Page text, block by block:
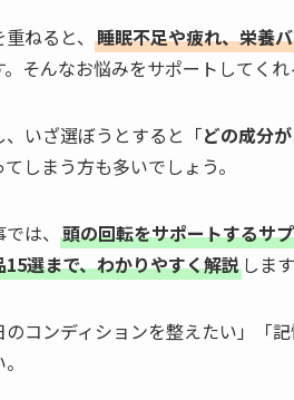
ねると、 睡眠不足や疲れ、栄養
。そんなお悩みをサポートしてくれ
、いざ選ぼうとすると「どの成分
てしまう方も多いでしょう。
は、 頭の回転をサポートするサ
15選まで、わかりやすく解説 します
のコンディションを整えたい」「